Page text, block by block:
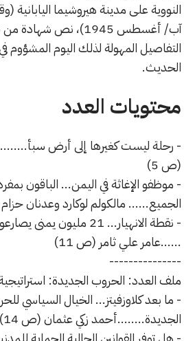
آب/ أغسطس 1945)، نص
التفاصيل المهولة لذلك اليوم المشؤوم
الحديث.
محتويات العدد
- رحلة ليست كغيرها إلى أرض
(ص 5)
- موظفو الإغاثة في اليمن... الباقون
الجميع...... مالكولم لوكارد وعدنان
- نقطة الانهيار... 21 مليون
......عامر علي ثامر (ص 11)
---------------
ملف العدد: الحروب الجديدة:
- ما بعد كلاوزفيتز... الخيال السياسي
الجديدة........أحمد زكي عثمان (ص 14)